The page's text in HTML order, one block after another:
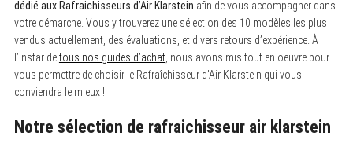
dédié aux Rafraichisseurs d’Air Klarstein afin de vous accompagner dans
votre démarche. Vous y trouverez une sélection des 10 modèles les plus
vendus actuellement, des évaluations, et divers retours d’expérience. À
l’instar detous nos guides d’achat, nous avons mis tout en oeuvre pour
vous permettre de choisir le Rafraîchisseur d’Air Klarstein qui vous
conviendra le mieux !
Notre sélection de rafraichisseur air klarstein